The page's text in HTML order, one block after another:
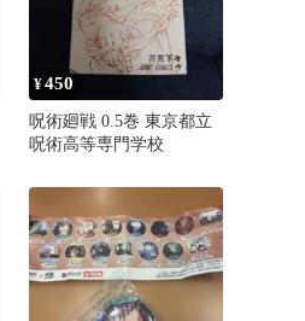
¥450
呪術廻戦 0.5巻 東京都立
呪術高等専門学校